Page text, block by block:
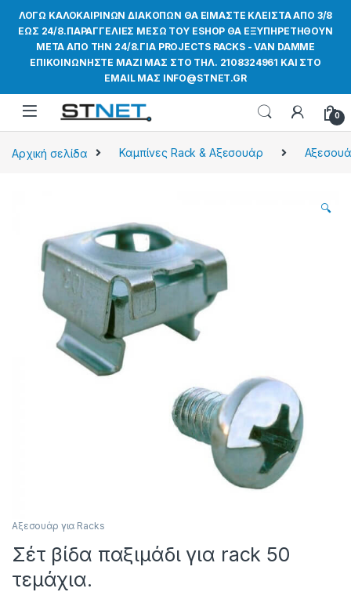
ΛΟΓΩ ΚΑΛΟΚΑΙΡΙΝΩΝ ΔΙΑΚΟΠΩΝ ΘΑ ΕΙΜΑΣΤΕ ΚΛΕΙΣΤΑ ΑΠΟ 3/8
ΕΩΣ 24/8.ΠΑΡΑΓΓΕΛΙΕΣ ΜΕΣΩ ΤΟΥ ESHOP ΘΑ ΕΞΥΠΗΡΕΤΗΘΟΥΝ
ΜΕΤΑ ΑΠΟ ΤΗΝ 24/8.ΓΙΑ PROJECTS RACKS - VAN DAMME
ΕΠΙΚΟΙΝΩΝΗΣΤΕ ΜΑΖΙ ΜΑΣ ΣΤΟ ΤΗΛ. 2108324961 ΚΑΙ ΣΤΟ
EMAIL ΜΑΣ INFO@STNET.GR
0
Αρχική σελίδα Καμπίνες Rack & Αξεσουάρ
🔍
Αξεσουάρ για Racks
Σέτ βίδα παξιμάδι για rack 50
τεμάχια.